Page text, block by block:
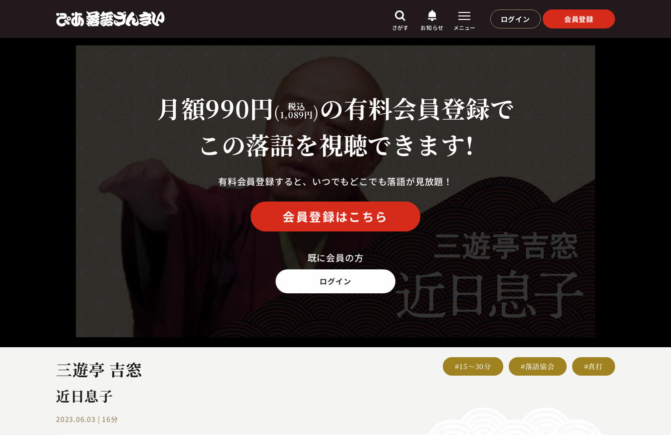
さがす
芸人からさがす
演目
上演時間からさがす
お知らせ メニュー
ログイン 会員登録
月額990円( 税込
1,089円)の有料会員登録で
この落語を視聴できます!
有料会員登録すると、いつでもどこでも落語が見放題！
会員登録はこちら
既に会員の方
ログイン
三遊亭 吉窓
近日息子
2023.06.03 | 16分
#15～30分 #落語協会 #真打